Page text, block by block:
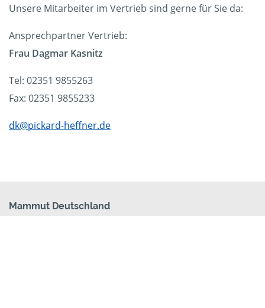
Unsere Mitarbeiter im Vertrieb sind gerne für Sie da:
Ansprechpartner Vertrieb:
Frau Dagmar Kasnitz
Tel: 02351 9855263
Fax: 02351 9855233
dk@pickard-heffner.de
Mammut Deutschland